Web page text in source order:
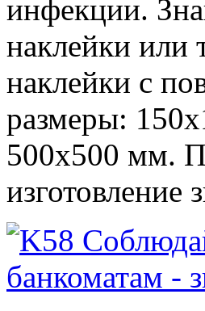
инфекции.
наклейки или
наклейки с
размеры:
500x500 мм.
изготовление